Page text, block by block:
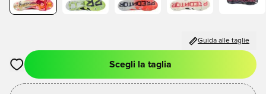
Guida alle taglie
Apre una finestra modale per accedere o registrarsi come
Scegli la taglia